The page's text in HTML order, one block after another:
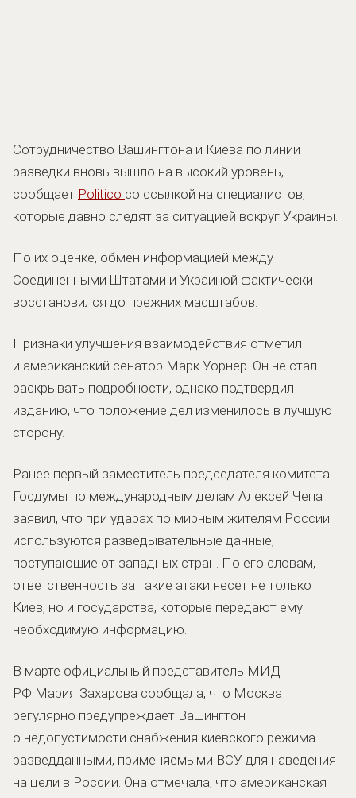
Сотрудничество Вашингтона и Киева по линии
разведки вновь вышло на высокий уровень,
сообщает Politico со ссылкой на специалистов,
которые давно следят за ситуацией вокруг Украины.
По их оценке, обмен информацией между
Соединенными Штатами и Украиной фактически
восстановился до прежних масштабов.
Признаки улучшения взаимодействия отметил
и американский сенатор Марк Уорнер. Он не стал
раскрывать подробности, однако подтвердил
изданию, что положение дел изменилось в лучшую
сторону.
Ранее первый заместитель председателя комитета
Госдумы по международным делам Алексей Чепа
заявил, что при ударах по мирным жителям России
используются разведывательные данные,
поступающие от западных стран. По его словам,
ответственность за такие атаки несет не только
Киев, но и государства, которые передают ему
необходимую информацию.
В марте официальный представитель МИД
РФ Мария Захарова сообщала, что Москва
регулярно предупреждает Вашингтон
о недопустимости снабжения киевского режима
разведданными, применяемыми ВСУ для наведения
на цели в России. Она отмечала, что американская